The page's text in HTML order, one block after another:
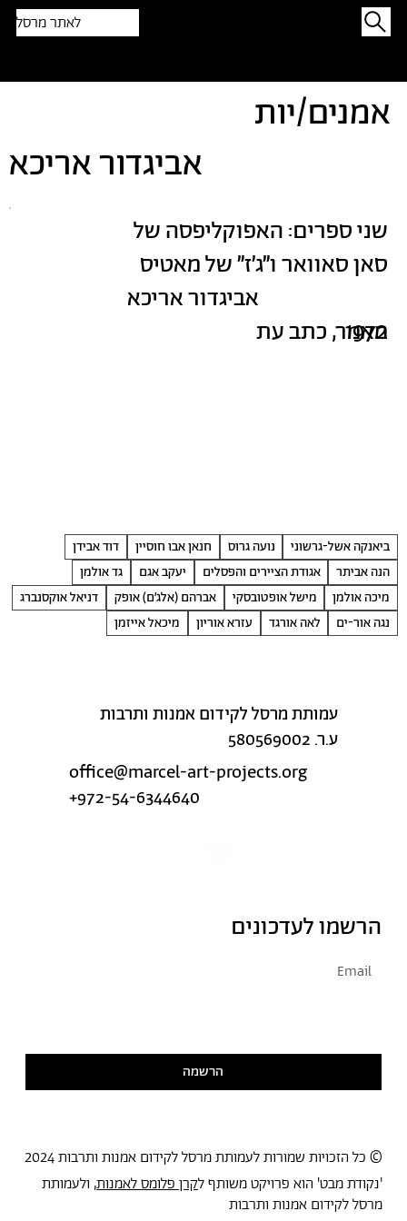
לאתר מרסל
מאמר, כתב עת
שני ספרים: האפוקליפסה של
סאן סאוואר ו״ג׳ז״ של מאטיס
אביגדור אריכא
1972
ביאנקה אשל-גרשוני נועה גרוס חנאן אבו חוסיין
דוד אבידן
הנה אביתר
אגודת הציירים והפסלים יעקב אגם
גד אולמן
מיכה אולמן
מישל אופטובסקי אברהם (אלג׳ם) אופק
דניאל אוקסנברג
נגה אור-ים
לאה אורגד עזרא אוריון מיכאל אייזמן
אביגדור אריכא
אמנים/יות
עמותת מרסל לקידום אמנות ותרבות
ע.ר. 580569002
office@marcel-art-projects.org
+972-54-6344640
הרשמו לעדכונים
הרשמה
© כל הזכויות שמורות לעמותת מרסל לקידום אמנות ותרבות 2024
'נקודת מבט' הוא פרויקט משותף לקרן פלומס לאמנות, ולעמותת
מרסל לקידום אמנות ותרבות